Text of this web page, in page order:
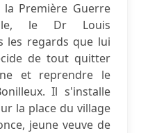
Première Guerre
le Dr Louis
les regards que lui
de tout quitter
et reprendre le
Il s'installe
la place du village
jeune veuve de